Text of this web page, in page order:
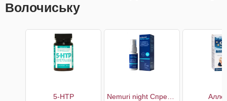
Волочиську
5-НТР